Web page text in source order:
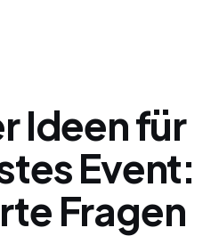
Ideen für
Event:
Fragen